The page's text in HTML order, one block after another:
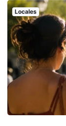
Locales